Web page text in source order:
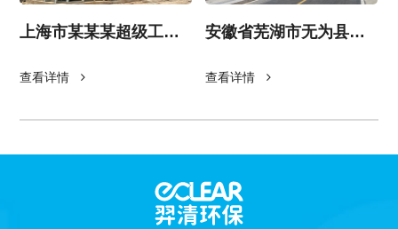
上海市某某某超级工厂
查看详情
安徽省芜湖市无为县比
理系统项目
查看详情